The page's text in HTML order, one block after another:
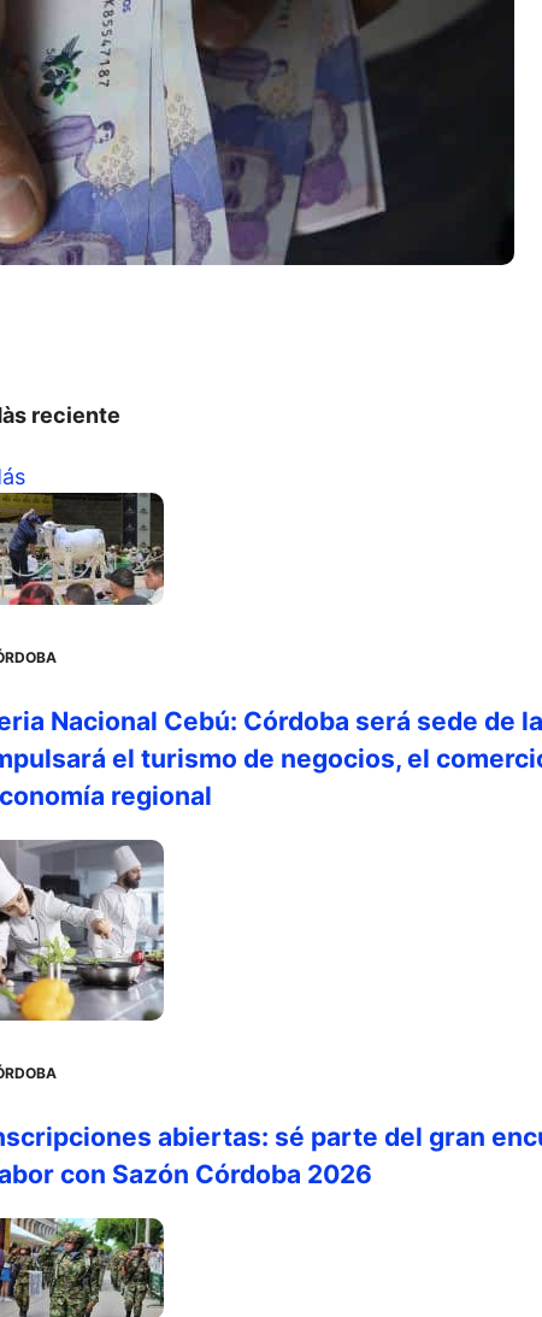
reciente
Nacional Cebú: Córdoba será sede de
el turismo de negocios, el
regional
abiertas: sé parte del gran
con Sazón Córdoba 2026